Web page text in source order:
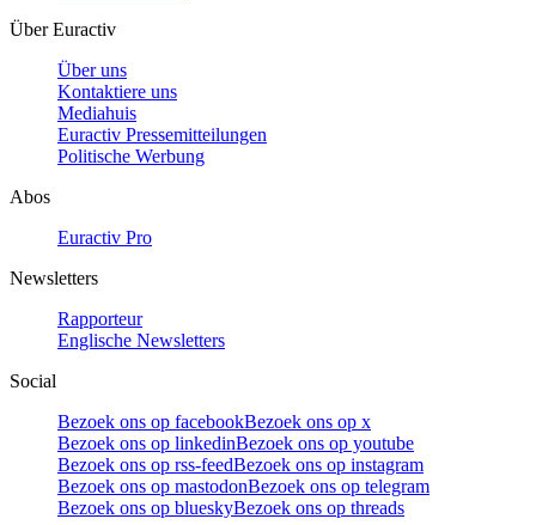
Über Euractiv
Über uns
Kontaktiere uns
Mediahuis
Euractiv Pressemitteilungen
Politische Werbung
Abos
Euractiv Pro
Newsletters
Rapporteur
Englische Newsletters
Social
Bezoek ons op facebookBezoek ons op x
Bezoek ons op linkedinBezoek ons op youtube
Bezoek ons op rss-feedBezoek ons op instagram
Bezoek ons op mastodonBezoek ons op telegram
Bezoek ons op blueskyBezoek ons op threads